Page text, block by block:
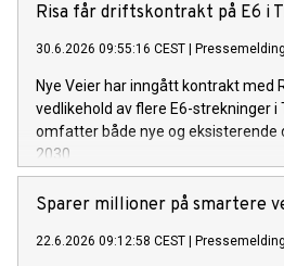
Risa får driftskontrakt på E6 i
30.6.2026 09:55:16 CEST Pressemelding
Nye Veier har inngått kontrakt med
vedlikehold av flere E6-strekninger i
omfatter både nye og
2030.
Sparer millioner på smartere
22.6.2026 09:12:58 CEST Pressemelding